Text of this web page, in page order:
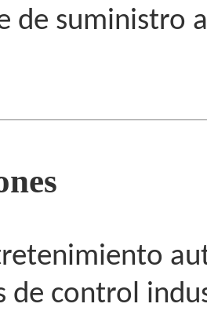
de suministro
de control